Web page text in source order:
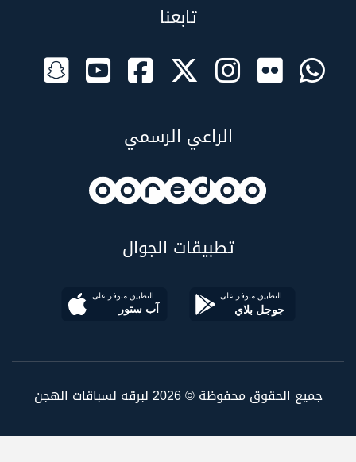
تابعنا
الراعي الرسمي
تطبيقات الجوال
جميع الحقوق محفوظة © 2026 لبرقه لسباقات الهجن